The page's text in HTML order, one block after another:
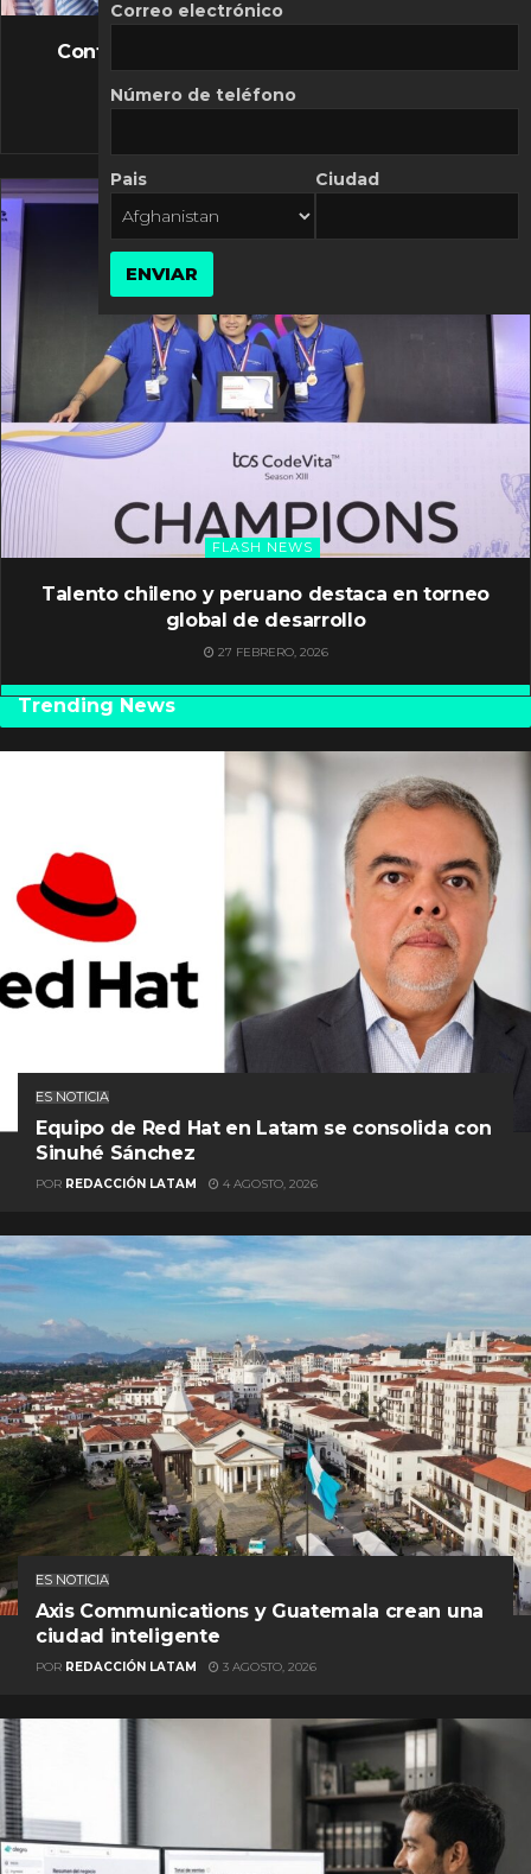
FLASH NEWS
Controversia de Mercado Libre por costos
10 MARZO, 2026
FLASH NEWS
Talento chileno y peruano destaca en torneo
global de desarrollo
27 FEBRERO, 2026
Trending News
ES NOTICIA
Equipo de Red Hat en Latam se consolida con
Sinuhé Sánchez
POR REDACCIÓN LATAM 4 AGOSTO, 2026
ES NOTICIA
Axis Communications y Guatemala crean una
ciudad inteligente
POR REDACCIÓN LATAM 3 AGOSTO, 2026
Correo electrónico
Número de teléfono
Pais Ciudad
ENVIAR